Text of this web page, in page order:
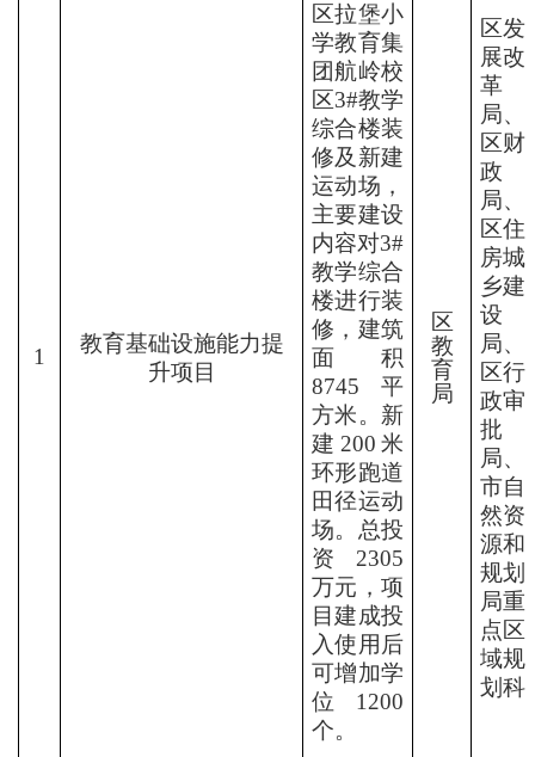
1
教育基础设施能力提
升项目
区拉堡小
学教育集
团航岭校
区3#教学
综合楼装
修及新建
运动场，
主要建设
内容对3#
教学综合
楼进行装
修，建筑
面积
8745 平
方米。新
建 200 米
环形跑道
田径运动
场。总投
资 2305
万元，项
目建成投
入使用后
可增加学
位 1200
个。
区
教
育
局
区发
展改
革
局、
区财
政
局、
区住
房城
乡建
设
局、
区行
政审
批
局、
市自
然资
源和
规划
局重
点区
域规
划科